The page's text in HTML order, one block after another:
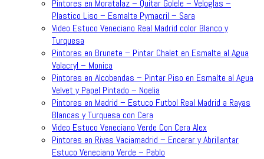
Pintores en Moratalaz – Quitar Golele – Veloglas –
Plastico Liso – Esmalte Pymacril – Sara
Video Estuco Veneciano Real Madrid color Blanco y
Turquesa
Pintores en Brunete – Pintar Chalet en Esmalte al Agua
Valacryl – Monica
Pintores en Alcobendas – Pintar Piso en Esmalte al Agua
Velvet y Papel Pintado – Noelia
Pintores en Madrid – Estuco Futbol Real Madrid a Rayas
Blancas y Turquesa con Cera
Video Estuco Veneciano Verde Con Cera Alex
Pintores en Rivas Vaciamadrid – Encerar y Abrillantar
Estuco Veneciano Verde – Pablo